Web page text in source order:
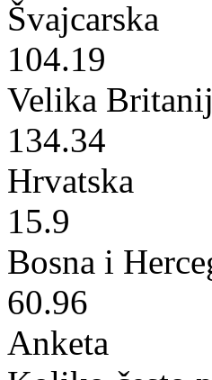
Švajcarska
104.19
Velika
134.34
Hrvatska
15.9
Bosna i
60.96
Anketa